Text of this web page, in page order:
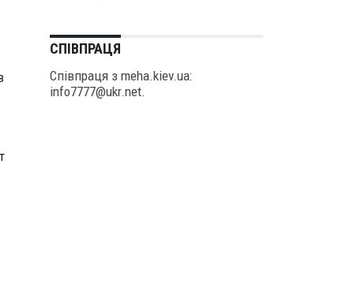
СПІВПРАЦЯ
Співпраця з meha.kiev.ua:
info7777@ukr.net.